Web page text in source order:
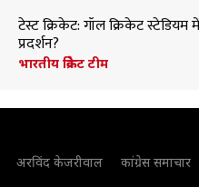
टेस्ट क्रिकेट: गॉल क्रिकेट
प्रदर्शन?
भारतीय क्रिकेट टीम
अरविंद केजरीवाल कांग्रेस समाचार